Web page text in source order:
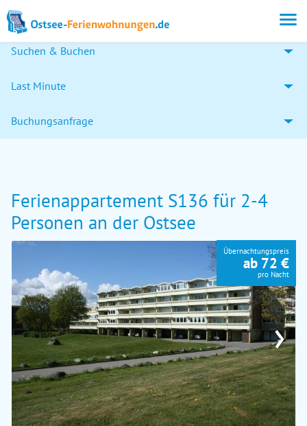
Suchen & Buchen
Last Minute
Buchungsanfrage
Ferienappartement S136 für 2-4
Personen an der Ostsee
›
Übernachtungspreis
ab 72 €
pro Nacht